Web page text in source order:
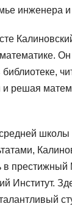
инженера и
Он
и решая
школы
в престижный
Институт.